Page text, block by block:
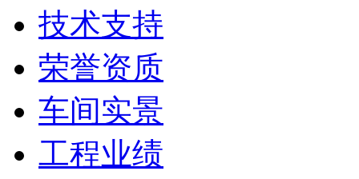
技术支持
荣誉资质
车间实景
工程业绩